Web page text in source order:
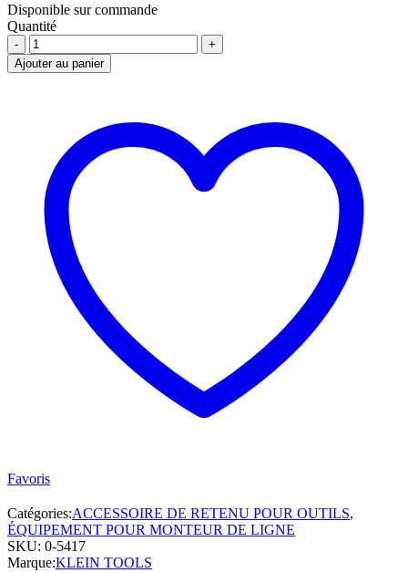
Disponible sur commande
Quantité
ETUI
POUR
BULL
POUR
CEINTURE
quantité
Ajouter au panier
Favoris
Catégories:ACCESSOIRE DE RETENU POUR OUTILS,
ÉQUIPEMENT POUR MONTEUR DE LIGNE
SKU: 0-5417
Marque:KLEIN TOOLS